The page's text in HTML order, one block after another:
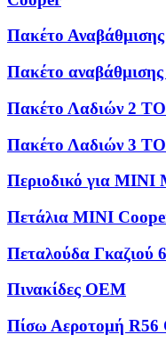
Πακέτο
Πακέτο
Πακέτο Λαδιών 2
Πακέτο Λαδιών 3
Περιοδικό για MINI
Πετάλια MINI
Πεταλούδα Γκαζιού
Πινακίδες OEM
Πίσω Αεροτομή R56